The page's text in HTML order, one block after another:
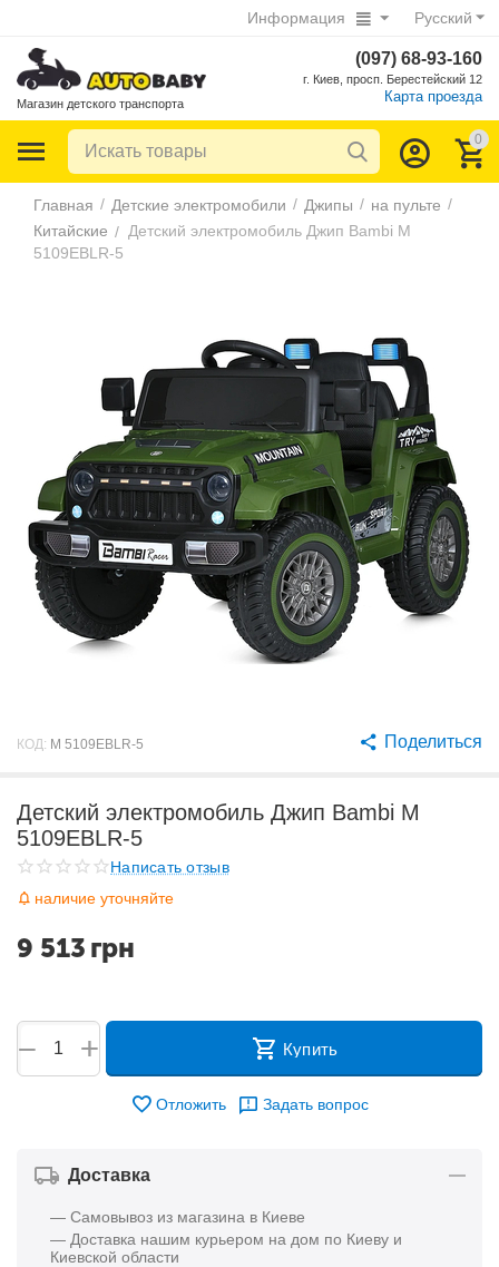
Русский
Информация
Магазин детского транспорта
(097) 68-93-160
г. Киев, просп. Берестейский 12
Карта проезда
0
Главная / Детские электромобили / Джипы / на пульте /
Китайские / Детский электромобиль Джип Bambi M
5109EBLR-5
КОД: M 5109EBLR-5 Поделиться
Детский электромобиль Джип Bambi M
5109EBLR-5
Написать отзыв
наличие уточняйте
9 513 грн
+
− Купить
Отложить Задать вопрос
Доставка
— Самовывоз из магазина в Киеве
— Доставка нашим курьером на дом по Киеву и
Киевской области